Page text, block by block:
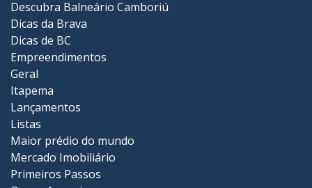
Descubra Balneário Camboriú
Dicas da Brava
Dicas de BC
Empreendimentos
Geral
Itapema
Lançamentos
Listas
Maior prédio do mundo
Mercado Imobiliário
Primeiros Passos